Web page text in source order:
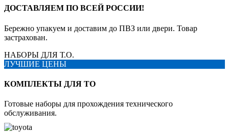
ДОСТАВЛЯЕМ ПО ВСЕЙ РОССИИ!
Бережно упакуем и доставим до ПВЗ или двери. Товар
застрахован.
НАБОРЫ ДЛЯ Т.О.
ЛУЧШИЕ ЦЕНЫ
КОМПЛЕКТЫ ДЛЯ ТО
Готовые наборы для прохождения технического
обслуживания.